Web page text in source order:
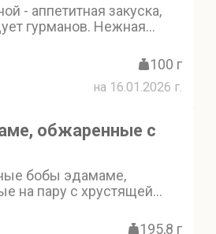
- аппетитная закуска,
гурманов. Нежная
и соусом унаги,
и шампиньоны,
рисовое тесто,
и кинзой
100 г
на 16.01.2026 г.
обжаренные с
бобы эдамаме,
на пару с хрустящей
вкусом
195,8 г